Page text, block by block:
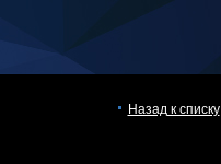
Назад к списку